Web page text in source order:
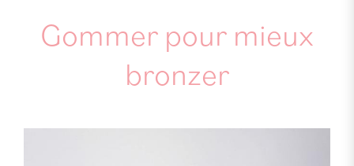
Gommer pour mieux
bronzer